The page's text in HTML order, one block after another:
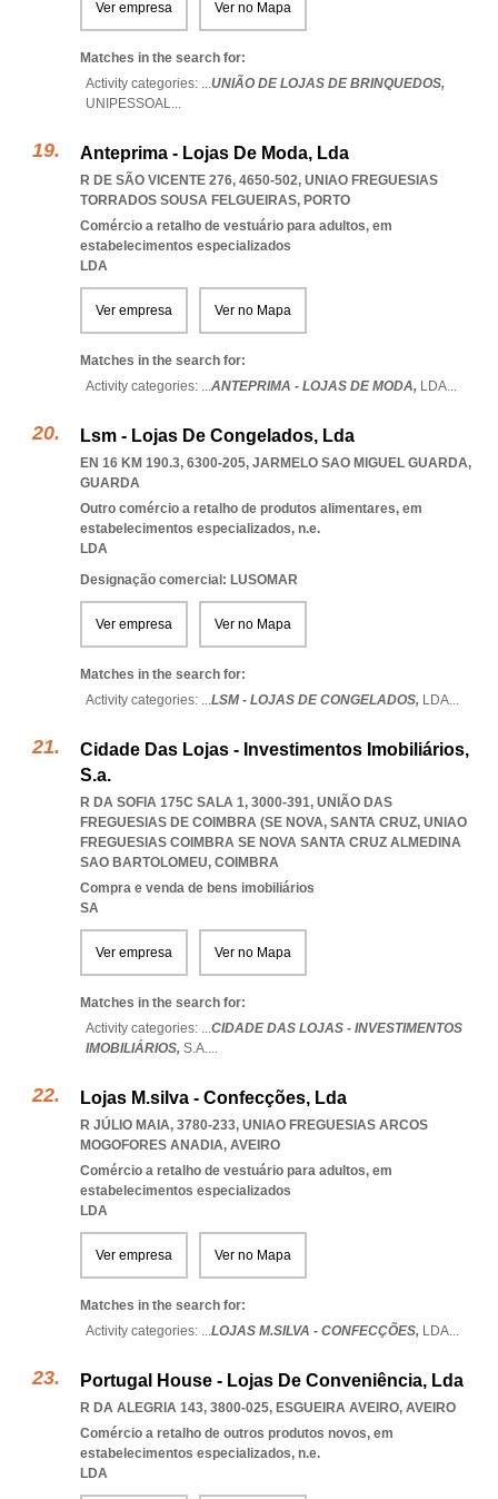
Ver empresa Ver no Mapa
Matches in the search for:
Activity categories: ...UNIÃO DE LOJAS DE BRINQUEDOS,
UNIPESSOAL...
Anteprima - Lojas De Moda, Lda
R DE SÃO VICENTE 276, 4650-502, UNIAO FREGUESIAS
TORRADOS SOUSA FELGUEIRAS, PORTO
Comércio a retalho de vestuário para adultos, em
estabelecimentos especializados
LDA
Ver empresa Ver no Mapa
Matches in the search for:
Activity categories: ...ANTEPRIMA - LOJAS DE MODA, LDA...
Lsm - Lojas De Congelados, Lda
EN 16 KM 190.3, 6300-205, JARMELO SAO MIGUEL GUARDA,
GUARDA
Outro comércio a retalho de produtos alimentares, em
estabelecimentos especializados, n.e.
LDA
Designação comercial: LUSOMAR
Ver empresa Ver no Mapa
Matches in the search for:
Activity categories: ...LSM - LOJAS DE CONGELADOS, LDA...
Cidade Das Lojas - Investimentos Imobiliários,
S.a.
R DA SOFIA 175C SALA 1, 3000-391, UNIÃO DAS
FREGUESIAS DE COIMBRA (SE NOVA, SANTA CRUZ, UNIAO
FREGUESIAS COIMBRA SE NOVA SANTA CRUZ ALMEDINA
SAO BARTOLOMEU, COIMBRA
Compra e venda de bens imobiliários
SA
Ver empresa Ver no Mapa
Matches in the search for:
Activity categories: ...CIDADE DAS LOJAS - INVESTIMENTOS
IMOBILIÁRIOS, S.A....
Lojas M.silva - Confecções, Lda
R JÚLIO MAIA, 3780-233, UNIAO FREGUESIAS ARCOS
MOGOFORES ANADIA, AVEIRO
Comércio a retalho de vestuário para adultos, em
estabelecimentos especializados
LDA
Ver empresa Ver no Mapa
Matches in the search for:
Activity categories: ...LOJAS M.SILVA - CONFECÇÕES, LDA...
Portugal House - Lojas De Conveniência, Lda
R DA ALEGRIA 143, 3800-025, ESGUEIRA AVEIRO, AVEIRO
Comércio a retalho de outros produtos novos, em
estabelecimentos especializados, n.e.
LDA